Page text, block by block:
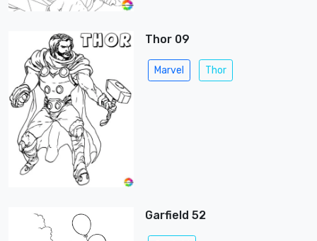
Thor 09
Marvel Thor
Garfield 52